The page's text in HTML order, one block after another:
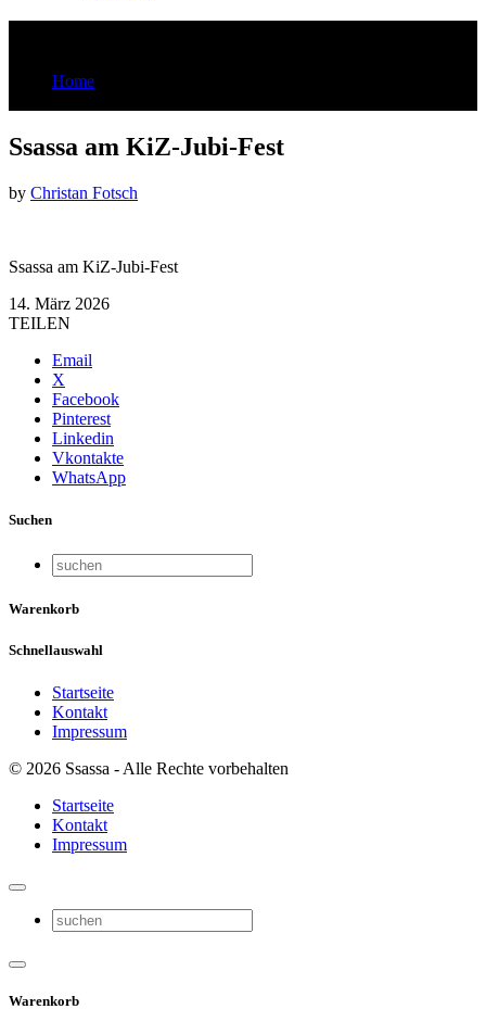
Home
Ssassa am KiZ-Jubi-Fest
by Christan Fotsch
Ssassa am KiZ-Jubi-Fest
14. März 2026
TEILEN
Email
X
Facebook
Pinterest
Linkedin
Vkontakte
WhatsApp
Suchen
Warenkorb
Schnellauswahl
Startseite
Kontakt
Impressum
© 2026 Ssassa - Alle Rechte vorbehalten
Startseite
Kontakt
Impressum
Warenkorb